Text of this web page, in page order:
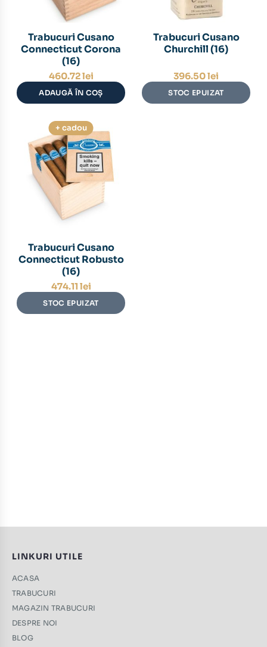
Trabucuri Cusano
Connecticut Corona
(16)
460.72lei
ADAUGĂ ÎN COȘ
Trabucuri Cusano
Churchill (16)
396.50lei
STOC EPUIZAT
+ cadou
Trabucuri Cusano
Connecticut Robusto
(16)
474.11 lei
STOC EPUIZAT
LINKURI UTILE
ACASA
TRABUCURI
MAGAZIN TRABUCURI
DESPRE NOI
BLOG